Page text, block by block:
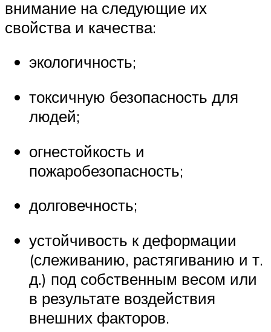
внимание на следующие их
свойства и качества:
экологичность;
токсичную безопасность для
людей;
огнестойкость и
пожаробезопасность;
долговечность;
устойчивость к деформации
(слеживанию, растягиванию и т.
д.) под собственным весом или
в результате воздействия
внешних факторов.